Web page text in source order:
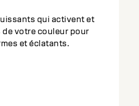
qui activent et
couleur pour des
à chaque fois.